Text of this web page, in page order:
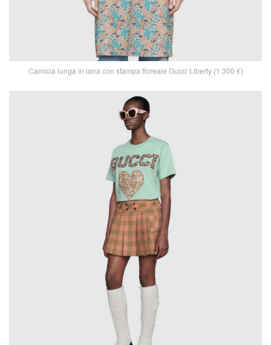
Camicia lunga in lana con stampa floreale Gucci Liberty (1.300 €)